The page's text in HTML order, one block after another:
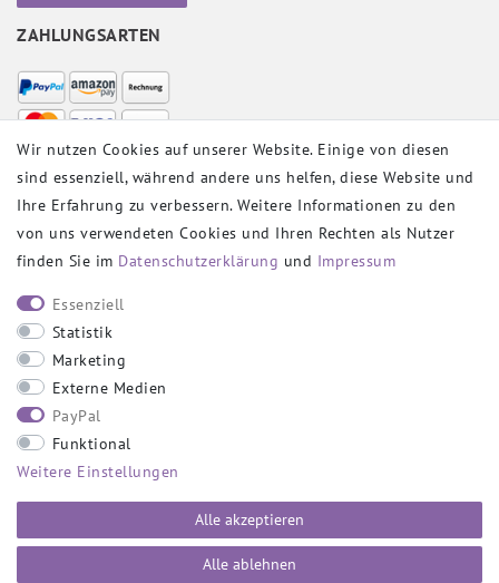
ZAHLUNGSARTEN
VERSANDPARTNER
SOCIAL
SICHER EINKAUFEN
Wir nutzen Cookies auf unserer Website. Einige von diesen
sind essenziell, während andere uns helfen, diese Website und
Ihre Erfahrung zu verbessern. Weitere Informationen zu den
von uns verwendeten Cookies und Ihren Rechten als Nutzer
finden Sie im Daten­schutz­erklärung und Impressum
Essenziell
Statistik
Marketing
Externe Medien
PayPal
Funktional
Weitere Einstellungen
Alle akzeptieren
Alle ablehnen